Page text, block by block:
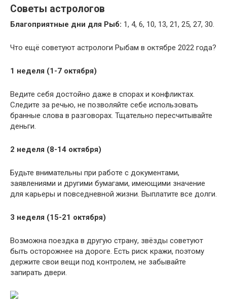
Советы астрологов
Благоприятные дни для Рыб: 1, 4, 6, 10, 13, 21, 25, 27, 30.
Что ещё советуют астрологи Рыбам в октябре 2022 года?
1 неделя (1-7 октября)
Ведите себя достойно даже в спорах и конфликтах.
Следите за речью, не позволяйте себе использовать
бранные слова в разговорах. Тщательно пересчитывайте
деньги.
2 неделя (8-14 октября)
Будьте внимательны при работе с документами,
заявлениями и другими бумагами, имеющими значение
для карьеры и повседневной жизни. Выплатите все долги.
3 неделя (15-21 октября)
Возможна поездка в другую страну, звёзды советуют
быть осторожнее на дороге. Есть риск кражи, поэтому
держите свои вещи под контролем, не забывайте
запирать двери.